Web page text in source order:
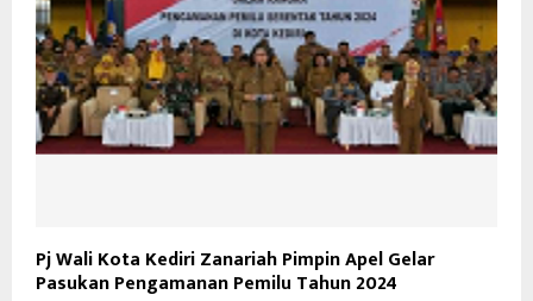
Pj Wali Kota Kediri Zanariah Pimpin Apel Gelar
Pasukan Pengamanan Pemilu Tahun 2024